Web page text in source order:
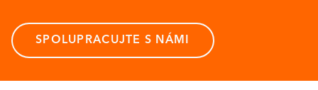
SPOLUPRACUJTE S NÁMI